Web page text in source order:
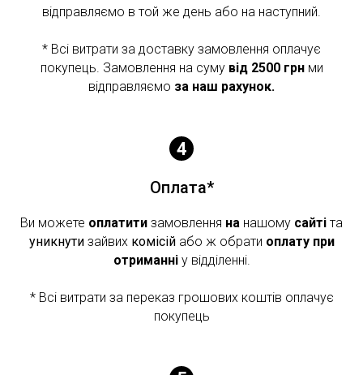
відправляємо в той же день або на наступний.
* Всі витрати за доставку замовлення оплачує
покупець. Замовлення на суму від 2500 грнми
відправляємо за наш рахунок.
Оплата*
Ви можете оплатити замовлення на нашому сайті та
уникнути зайвих комісій або ж обрати оплату при
отриманніу відділенні.
* Всі витрати за переказ грошових коштів оплачує
покупець